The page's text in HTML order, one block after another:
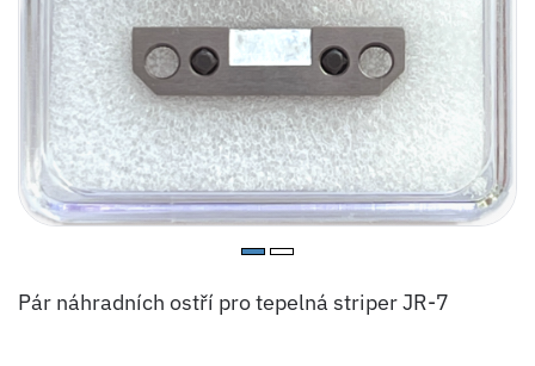
Pár náhradních ostří pro tepelná striper JR-7